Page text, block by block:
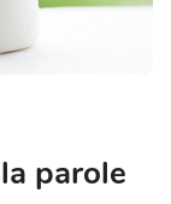
parole